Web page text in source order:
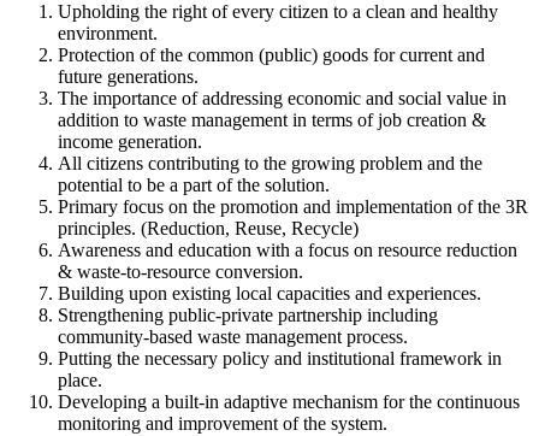
Upholding the right of every citizen to a clean and healthy
environment.
Protection of the common (public) goods for current and
future generations.
The importance of addressing economic and social value in
addition to waste management in terms of job creation &
income generation.
All citizens contributing to the growing problem and the
potential to be a part of the solution.
Primary focus on the promotion and implementation of the 3R
principles. (Reduction, Reuse, Recycle)
Awareness and education with a focus on resource reduction
& waste-to-resource conversion.
Building upon existing local capacities and experiences.
Strengthening public-private partnership including
community-based waste management process.
Putting the necessary policy and institutional framework in
place.
Developing a built-in adaptive mechanism for the continuous
monitoring and improvement of the system.